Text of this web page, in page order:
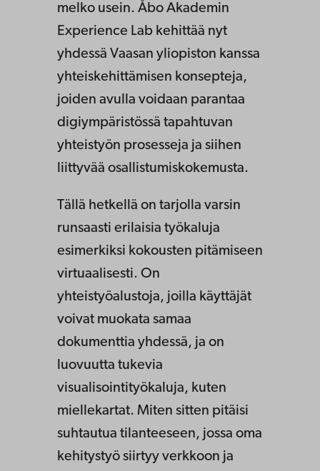
melko usein. Åbo Akademin
Experience Lab kehittää nyt
yhdessä Vaasan yliopiston kanssa
yhteiskehittämisen konsepteja,
joiden avulla voidaan parantaa
digiympäristössä tapahtuvan
yhteistyön prosesseja ja siihen
liittyvää osallistumiskokemusta.
Tällä hetkellä on tarjolla varsin
runsaasti erilaisia työkaluja
esimerkiksi kokousten pitämiseen
virtuaalisesti. On
yhteistyöalustoja, joilla käyttäjät
voivat muokata samaa
dokumenttia yhdessä, ja on
luovuutta tukevia
visualisointityökaluja, kuten
miellekartat. Miten sitten pitäisi
suhtautua tilanteeseen, jossa oma
kehitystyö siirtyy verkkoon ja